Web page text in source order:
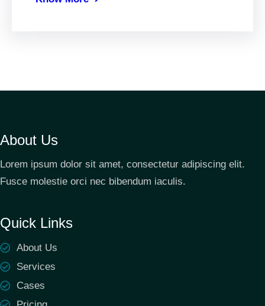
About Us
Lorem ipsum dolor sit amet, consectetur adipiscing elit.
Fusce molestie orci nec bibendum iaculis.
Quick Links
About Us
Services
Cases